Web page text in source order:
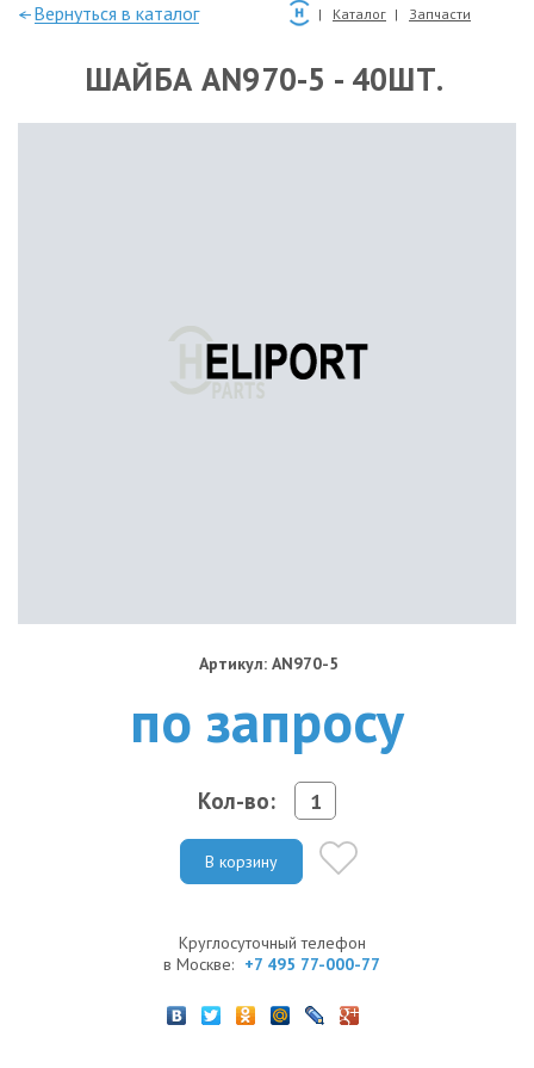
—Вернуться в каталог Каталог Запчасти
ШАЙБА AN970-5 - 40ШТ.
Артикул: AN970-5
по запросу
Кол-во:
В корзину
Круглосуточный телефон
в Москве: +7 495 77-000-77